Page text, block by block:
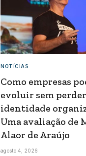
NOTÍCIAS
Como empresas
evoluir sem
identidade
Uma avaliação de
Alaor de Araújo
agosto 4, 2026